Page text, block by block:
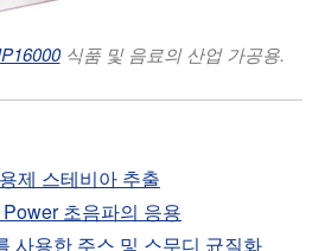
식품 및 음료의 산업 가공용.
제 스테비아 추출
초음파의 응용
사용한 주스 및 스무디 균질화